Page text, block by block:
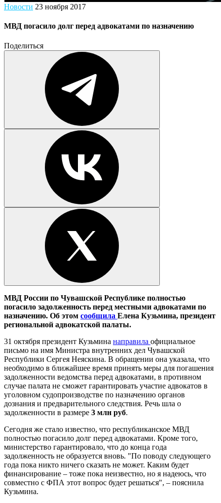
Новости 23 ноября 2017
МВД погасило долг перед адвокатами по назначению
Поделиться
МВД России по Чувашской Республике полностью
погасило задолженность перед местными адвокатами по
назначению. Об этом сообщила Елена Кузьмина, президент
региональной адвокатской палаты.
31 октября президент Кузьмина направила официальное
письмо на имя Министра внутренних дел Чувашской
Республики Сергея Неяскина. В обращении она указала, что
необходимо в ближайшее время принять меры для погашения
задолженности ведомства перед адвокатами, в противном
случае палата не сможет гарантировать участие адвокатов в
уголовном судопроизводстве по назначению органов
дознания и предварительного следствия. Речь шла о
задолженности в размере 3 млн руб.
Сегодня же стало известно, что республиканское МВД
полностью погасило долг перед адвокатами. Кроме того,
министерство гарантировало, что до конца года
задолженность не образуется вновь. "По поводу следующего
года пока никто ничего сказать не может. Каким будет
финансирование – тоже пока неизвестно, но я надеюсь, что
совместно с ФПА этот вопрос будет решаться", – пояснила
Кузьмина.